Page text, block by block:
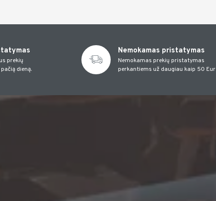
prekių
dieną.
Nemokamas pristatymas
Nemokamas prekių pristatymas
perkantiems už daugiau kaip 50 Eur